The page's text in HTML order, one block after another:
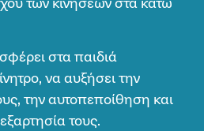
στα παιδιά
να αυξήσει την
την αυτοπεποίθηση και
τους.